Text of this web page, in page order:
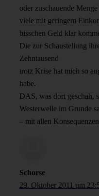
oder zuschauende
viele mit geringem
bisschen Geld klar
Die zur Schaustellung
Zehntausend
trotz Krise hat mich so
habe.
DAS, was dort geschah,
Westerwelle im Grunde
– mit allen
Schorse
29. Oktober 2011 um